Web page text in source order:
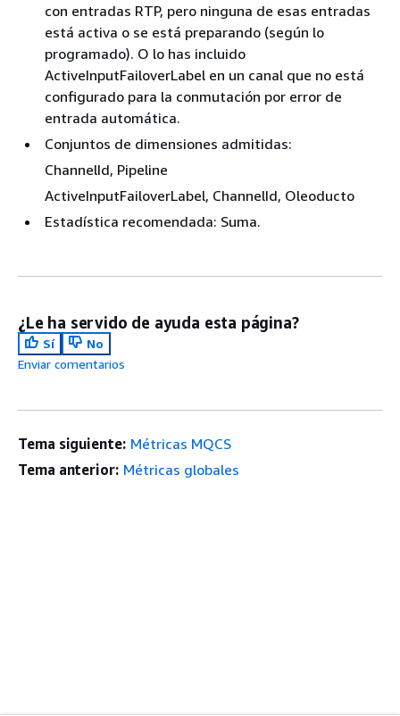
con entradas RTP, pero ninguna de esas entradas
está activa o se está preparando (según lo
programado). O lo has incluido
ActiveInputFailoverLabel en un canal que no está
configurado para la conmutación por error de
entrada automática.
Conjuntos de dimensiones admitidas:
ChannelId, Pipeline
ActiveInputFailoverLabel, ChannelId, Oleoducto
Estadística recomendada: Suma.
¿Le ha servido de ayuda esta página?
Sí
No
Enviar comentarios
Tema siguiente: Métricas MQCS
Tema anterior: Métricas globales